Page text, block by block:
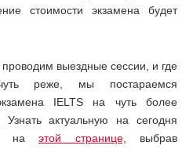
стоимости экзамена будет
выездные сессии, и где
реже, мы постараемся
IELTS на чуть более
актуальную на сегодня
на этой странице,
выбрав